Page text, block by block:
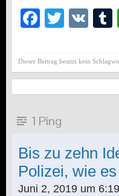
VK
Dieser Beitrag besitzt kein
1 Ping
Bis zu zehn
Polizei, wie
Juni 2, 2019 um